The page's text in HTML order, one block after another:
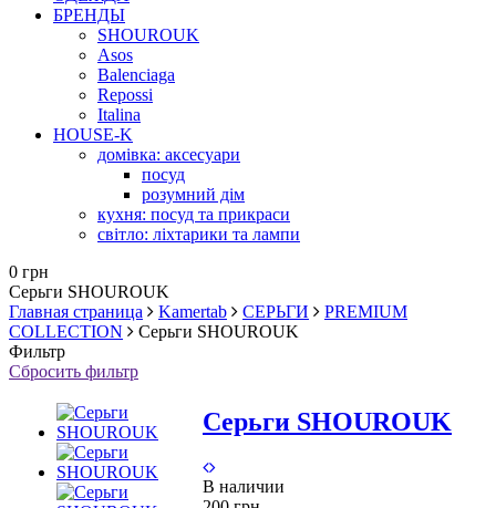
БРЕНДЫ
SHOUROUK
Asos
Balenciaga
Repossi
Italina
HOUSE-K
домівка: аксесуари
посуд
розумний дім
кухня: посуд та прикраси
світло: ліхтарики та лампи
0 грн
Серьги SHOUROUK
Главная страница
Kamertab СЕРЬГИ
PREMIUM
COLLECTION
Серьги SHOUROUK
Фильтр
Сбросить фильтр
Серьги SHOUROUK
В наличии